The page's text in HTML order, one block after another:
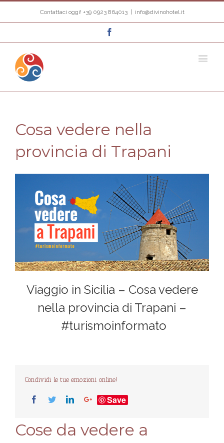
Contattaci oggi! +39 0923 864013 info@divinohotel.it
Cosa vedere nella
provincia di Trapani
Viaggio in Sicilia – Cosa vedere
nella provincia di Trapani –
#turismoinformato
Condividi le tue emozioni online!
Save
Cose da vedere a